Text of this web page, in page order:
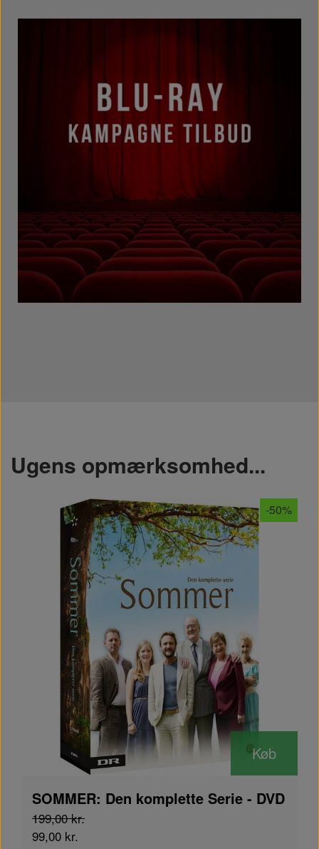
Ugens opmærksomhed...
-50%
Køb
SOMMER: Den komplette Serie - DVD
199,00 kr.
99,00 kr.